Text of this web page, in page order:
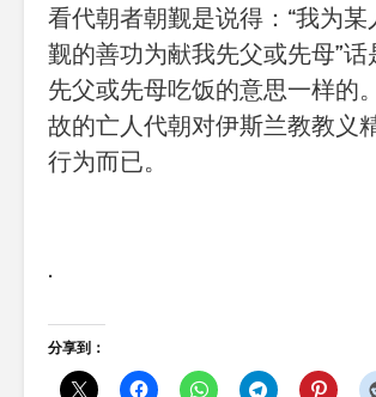
看代朝者朝觐是说得：“我为某
觐的善功为献我先父或先母”话
先父或先母吃饭的意思一样的。
故的亡人代朝对伊斯兰教教义
行为而已。
.
分享到：